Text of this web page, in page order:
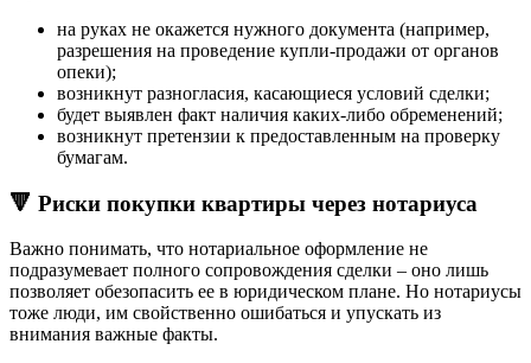
на руках не окажется нужного документа (например,
разрешения на проведение купли-продажи от органов
опеки);
возникнут разногласия, касающиеся условий сделки;
будет выявлен факт наличия каких-либо обременений;
возникнут претензии к предоставленным на проверку
бумагам.
🔻 Риски покупки квартиры через нотариуса
Важно понимать, что нотариальное оформление не
подразумевает полного сопровождения сделки – оно лишь
позволяет обезопасить ее в юридическом плане. Но нотариусы
тоже люди, им свойственно ошибаться и упускать из
внимания важные факты.